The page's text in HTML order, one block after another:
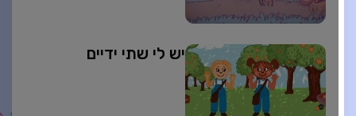
יש לי שתי ידיים